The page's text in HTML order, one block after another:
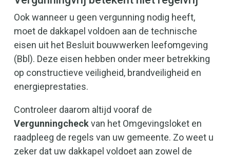
Ook wanneer u geen vergunning nodig heeft,
moet de dakkapel voldoen aan de technische
eisen uit het Besluit bouwwerken leefomgeving
(Bbl). Deze eisen hebben onder meer betrekking
op constructieve veiligheid, brandveiligheid en
energieprestaties.
Controleer daarom altijd vooraf de
Vergunningcheckvan het Omgevingsloket en
raadpleeg de regels van uw gemeente. Zo weet u
zeker dat uw dakkapel voldoet aan zowel de